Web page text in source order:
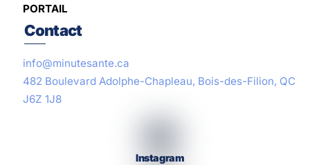
PORTAIL
Contact
info@minutesante.ca
482 Boulevard Adolphe-Chapleau, Bois-des-Filion, QC
J6Z 1J8
Instagram